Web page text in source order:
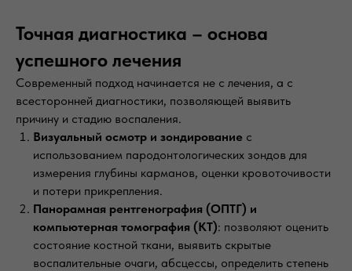
Точная диагностика – основа
успешного лечения
Современный подход начинается не с лечения, а с
всесторонней диагностики, позволяющей выявить
причину и стадию воспаления.
Визуальный осмотр и зондирование с
использованием пародонтологических зондов для
измерения глубины карманов, оценки кровоточивости
и потери прикрепления.
Панорамная рентгенография (ОПТГ) и
компьютерная томография (КТ): позволяют оценить
состояние костной ткани, выявить скрытые
воспалительные очаги, абсцессы, определить степень